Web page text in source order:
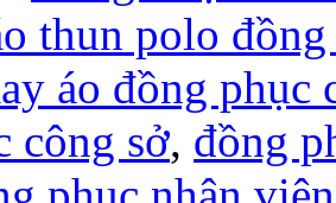
thun polo
áo đồng phục
công sở, đồng